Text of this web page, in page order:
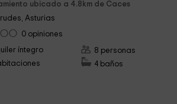
ubicado a 4.8km de Caces
Asturias
0 opiniones
íntegro
8 personas
4 baños